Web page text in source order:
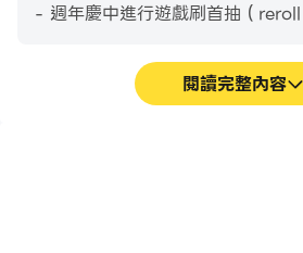
Telegram: https://t.me/
- 週年慶中進行遊戲刷首抽（reroll
閱讀完整內容